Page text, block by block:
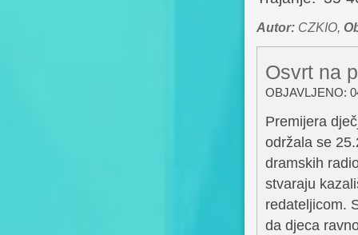
Autor: CZKIO,
Osvrt na
OBJAVLJENO:
Premijera
održala se
dramskih
stvaraju
redateljicom.
da djeca